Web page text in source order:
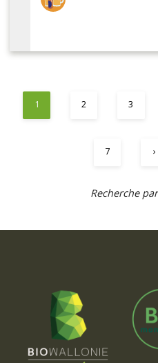
1 2 3
7 ›
Recherche par